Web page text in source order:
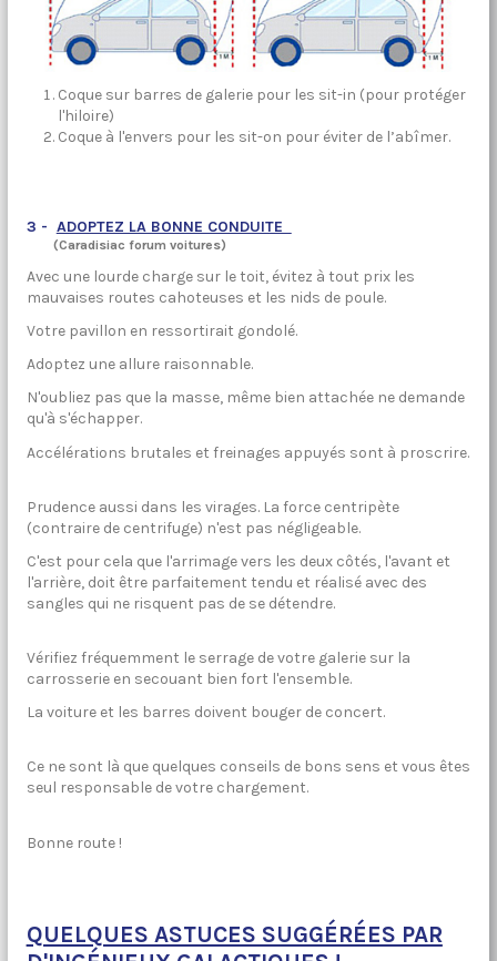
Coque sur barres de galerie pour les sit-in (pour protéger
l'hiloire)
Coque à l'envers pour les sit-on pour éviter de l’abîmer.
3 - ADOPTEZ LA BONNE CONDUITE
(Caradisiac forum voitures)
Avec une lourde charge sur le toit, évitez à tout prix les
mauvaises routes cahoteuses et les nids de poule.
Votre pavillon en ressortirait gondolé.
Adoptez une allure raisonnable.
N'oubliez pas que la masse, même bien attachée ne demande
qu'à s'échapper.
Accélérations brutales et freinages appuyés sont à proscrire.
Prudence aussi dans les virages. La force centripète
(contraire de centrifuge) n'est pas négligeable.
C'est pour cela que l'arrimage vers les deux côtés, l'avant et
l'arrière, doit être parfaitement tendu et réalisé avec des
sangles qui ne risquent pas de se détendre.
Vérifiez fréquemment le serrage de votre galerie sur la
carrosserie en secouant bien fort l'ensemble.
La voiture et les barres doivent bouger de concert.
Ce ne sont là que quelques conseils de bons sens et vous êtes
seul responsable de votre chargement.
Bonne route !
QUELQUES ASTUCES SUGGÉRÉES PAR